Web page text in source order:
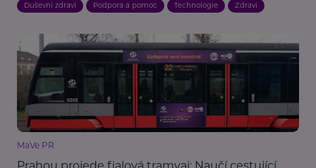
Duševní zdraví Podpora a pomoc Technologie Zdraví
MaVe PR